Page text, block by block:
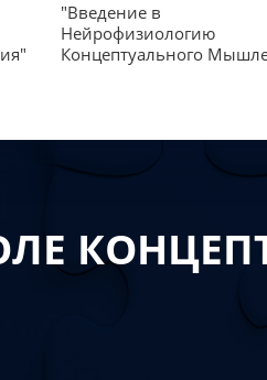
"Введение в
Нейрофизиологию
Концептуального